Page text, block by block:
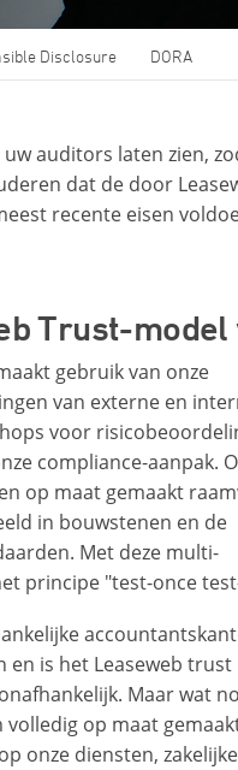
Disclosure DORA
auditors laten zien,
dat de door
recente eisen
Trust-
gebruik van onze
van externe en
voor
compliance-aanpak.
op maat gemaakt
in bouwstenen en de
Met deze multi-
principe "test-once
en is het Leaseweb
Maar wat
op maat
onze diensten, zakelijke